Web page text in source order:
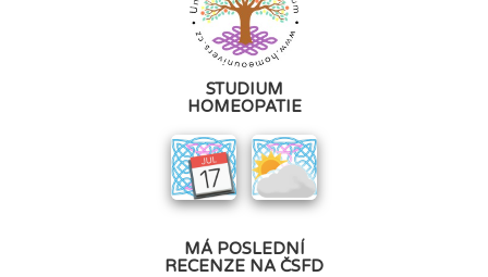
STUDIUM
HOMEOPATIE
MÁ POSLEDNÍ
RECENZE NA ČSFD